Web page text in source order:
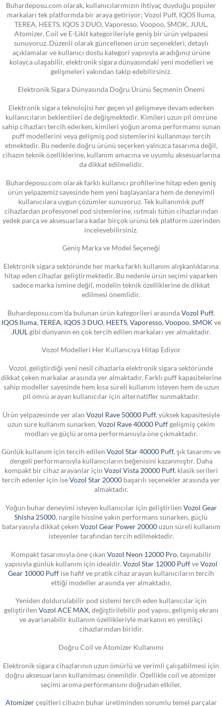
Buhardeposu.com olarak, kullanıcılarımızın ihtiyaç duyduğu popüler
markaları tek platformda bir araya getiriyor; Vozol Puff, IQOS Iluma,
TEREA, HEETS, IQOS 3 DUO, Vaporesso, Voopoo, SMOK, JUUL,
Atomizer, Coil ve E-Likit kategorileriyle geniş bir ürün yelpazesi
sunuyoruz. Düzenli olarak güncellenen ürün seçenekleri, detaylı
açıklamalar ve kullanıcı dostu kategori yapısıyla aradığınız ürüne
kolayca ulaşabilir, elektronik sigara dünyasındaki yeni modelleri ve
gelişmeleri yakından takip edebilirsiniz.
Elektronik Sigara Dünyasında Doğru Ürünü Seçmenin Önemi
Elektronik sigara teknolojisi her geçen yıl gelişmeye devam ederken
kullanıcıların beklentileri de değişmektedir. Kimileri uzun pil ömrüne
sahip cihazları tercih ederken, kimileri yoğun aroma performansı sunan
puff modellerini veya gelişmiş pod sistemlerini kullanmayı tercih
etmektedir. Bu nedenle doğru ürünü seçerken yalnızca tasarıma değil,
cihazın teknik özelliklerine, kullanım amacına ve uyumlu aksesuarlarına
da dikkat edilmelidir.
Buhardeposu.com olarak farklı kullanıcı profillerine hitap eden geniş
ürün yelpazemiz sayesinde hem yeni başlayanlara hem de deneyimli
kullanıcılara uygun çözümler sunuyoruz. Tek kullanımlık puff
cihazlardan profesyonel pod sistemlerine, ısıtmalı tütün cihazlarından
yedek parça ve aksesuarlara kadar birçok ürünü tek platform üzerinden
inceleyebilirsiniz.
Geniş Marka ve Model Seçeneği
Elektronik sigara sektöründe her marka farklı kullanım alışkanlıklarına
hitap eden cihazlar geliştirmektedir. Bu nedenle ürün seçimi yaparken
sadece marka ismine değil, modelin teknik özelliklerine de dikkat
edilmesi önemlidir.
Buhardeposu.com’da bulunan ürün kategorileri arasındaVozol Puff,
IQOS Iluma, TEREA IQOS 3 DUO, HEETS, Vaporesso, Voopoo, SMOK ve
JUUL gibi dünyanın en çok tercih edilen markaları yer almaktadır.
Vozol Modelleri Her Kullanıcıya Hitap Ediyor
Vozol, geliştirdiği yeni nesil cihazlarla elektronik sigara sektöründe
dikkat çeken markalar arasında yer almaktadır. Farklı puff kapasitelerine
sahip modeller sayesinde hem kısa süreli kullanım isteyen hem de uzun
pil ömrü arayan kullanıcılar için alternatifler sunmaktadır.
Ürün yelpazesinde yer alan Vozol Rave 50000 Puff, yüksek kapasitesiyle
uzun süre kullanım sunarken, Vozol Rave 40000 Puffgelişmiş çekim
modları ve güçlü aroma performansıyla öne çıkmaktadır.
Günlük kullanım için tercih edilen Vozol Star 40000 Puff, şık tasarımı ve
dengeli performansıyla kullanıcıların beğenisini kazanmıştır. Daha
kompakt bir cihaz arayanlar için Vozol Vista 20000 Puff, klasik serileri
tercih edenler için iseVozol Star 20000 başarılı seçenekler arasında yer
almaktadır.
Yoğun buhar deneyimi isteyen kullanıcılar için geliştirilen Vozol Gear
Shisha 25000 , nargile hissine yakın performans sunarken, güçlü
bataryasıyla dikkat çeken Vozol Gear Power 20000uzun süreli kullanım
isteyenler tarafından tercih edilmektedir.
Kompakt tasarımıyla öne çıkan Vozol Neon 12000 Pro, taşınabilir
yapısıyla günlük kullanım için idealdir. Vozol Star 12000 PuffveVozol
Gear 10000 Puff ise hafif ve pratik cihaz arayan kullanıcıların tercih
ettiği modeller arasında yer almaktadır.
Yeniden doldurulabilir pod sistemi tercih eden kullanıcılar için
geliştirilen Vozol ACE MAX, değiştirilebilir pod yapısı, gelişmiş ekranı
ve ayarlanabilir kullanım özellikleriyle markanın en yenilikçi
cihazlarından biridir.
Doğru Coil ve Atomizer Kullanımı
Elektronik sigara cihazlarının uzun ömürlü ve verimli çalışabilmesi için
doğru aksesuarların kullanılması önemlidir. Özellikle coil ve atomizer
seçimi aroma performansını doğrudan etkiler.
Atomizerçeşitleri cihazın buhar üretiminden sorumlu temel parçalar